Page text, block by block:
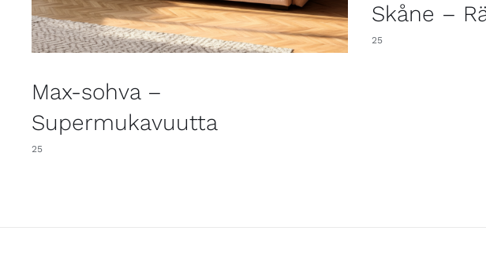
Max-sohva –
Supermukavuutta
25
Skåne –
25